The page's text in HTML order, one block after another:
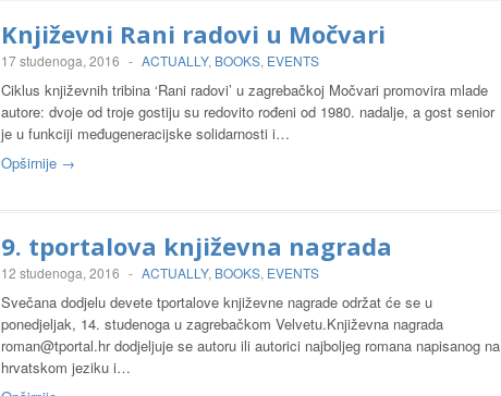
Književni Rani radovi u Močvari
17 studenoga, 2016 - ACTUALLY, BOOKS, EVENTS
Ciklus književnih tribina ‘Rani radovi’ u zagrebačkoj Močvari promovira mlade
autore: dvoje od troje gostiju su redovito rođeni od 1980. nadalje, a gost senior
je u funkciji međugeneracijske solidarnosti i…
Opširnije →
9. tportalova književna nagrada
12 studenoga, 2016 - ACTUALLY, BOOKS, EVENTS
Svečana dodjelu devete tportalove književne nagrade održat će se u
ponedjeljak, 14. studenoga u zagrebačkom Velvetu.Književna nagrada
roman@tportal.hrdodjeljuje se autoru ili autorici najboljeg romana napisanog na
hrvatskom jeziku i…